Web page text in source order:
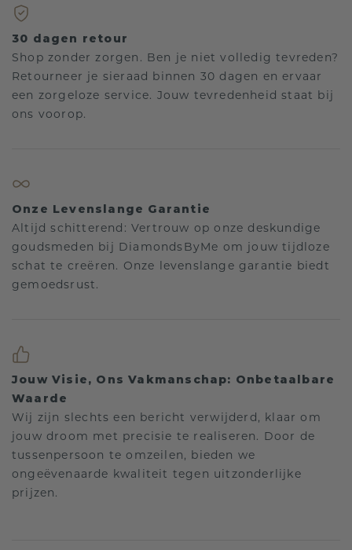
30 dagen retour
Shop zonder zorgen. Ben je niet volledig tevreden?
Retourneer je sieraad binnen 30 dagen en ervaar
een zorgeloze service. Jouw tevredenheid staat bij
ons voorop.
Onze Levenslange Garantie
Altijd schitterend: Vertrouw op onze deskundige
goudsmeden bij DiamondsByMe om jouw tijdloze
schat te creëren. Onze levenslange garantie biedt
gemoedsrust.
Jouw Visie, Ons Vakmanschap: Onbetaalbare
Waarde
Wij zijn slechts een bericht verwijderd, klaar om
jouw droom met precisie te realiseren. Door de
tussenpersoon te omzeilen, bieden we
ongeëvenaarde kwaliteit tegen uitzonderlijke
prijzen.